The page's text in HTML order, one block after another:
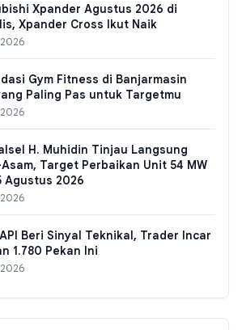
Xpander Agustus 2026 di
Xpander Cross Ikut Naik
Gym Fitness di Banjarmasin
Paling Pas untuk Targetmu
H. Muhidin Tinjau Langsung
Asam, Target Perbaikan Unit 54 MW
Agustus 2026
Beri Sinyal Teknikal, Trader Incar
1.780 Pekan Ini